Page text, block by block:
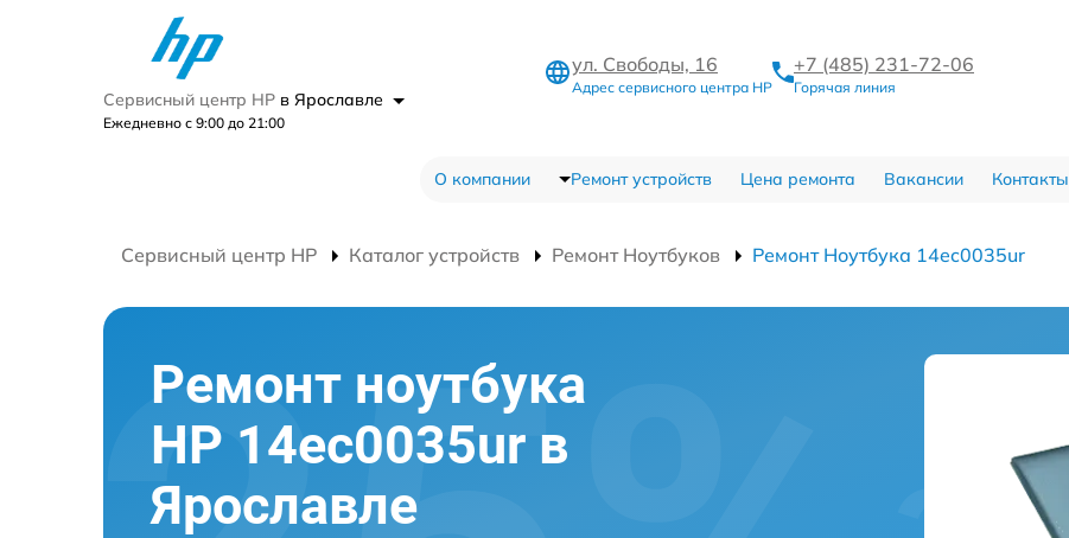
Сервисный центр HP в Ярославле
Ежедневно с 9:00 до 21:00
ул. Свободы, 16
Адрес сервисного центра HP
+7 (485) 231-72-06
Горячая линия
О компании Ремонт устройств Цена ремонта Вакансии Контакты
Сервисный центр HP Каталог устройств Ремонт Ноутбуков Ремонт Ноутбука 14ec0035ur
Ремонт ноутбука
HP 14ec0035ur в
Ярославле